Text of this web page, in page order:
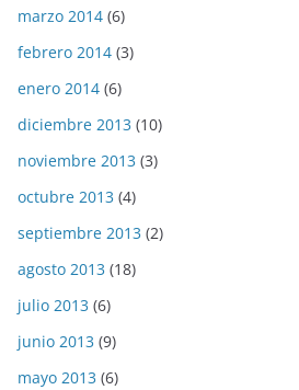
marzo 2014 (6)
febrero 2014 (3)
enero 2014 (6)
diciembre 2013 (10)
noviembre 2013 (3)
octubre 2013 (4)
septiembre 2013 (2)
agosto 2013 (18)
julio 2013 (6)
junio 2013 (9)
mayo 2013 (6)